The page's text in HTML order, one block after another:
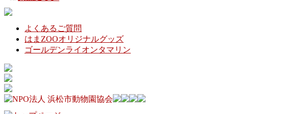
よくあるご質問
はまZOOオリジナルグッズ
ゴールデンライオンタマリン